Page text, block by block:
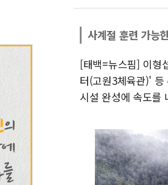
사계절 훈련 가능
[태백=뉴스핌] 이형
터(고원3체육관)' 등
시설 완성에 속도를